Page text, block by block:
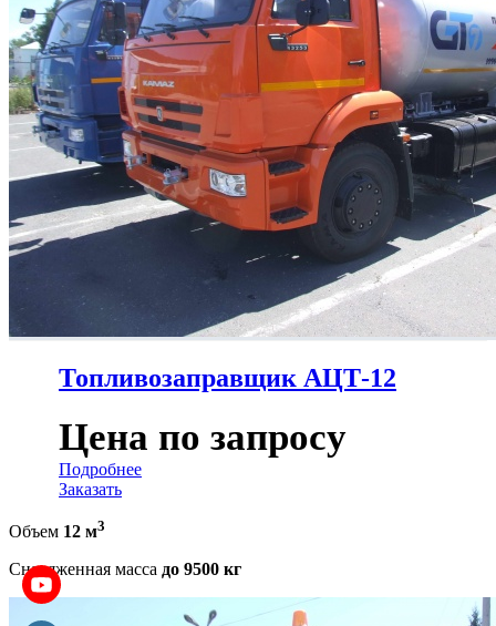
Топливозаправщик АЦТ-12
Цена по запросу
Подробнее
Заказать
Объем 12 м3
Снаряженная масса до 9500 кг